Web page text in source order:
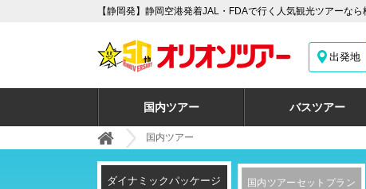
【静岡発】静岡空港発着JAL・FDAで行く人気観光ツアーな
出発地
国内ツアー バスツアー
国内ツアー
ダイナミックパッケージ 国内ツアーセットプラン